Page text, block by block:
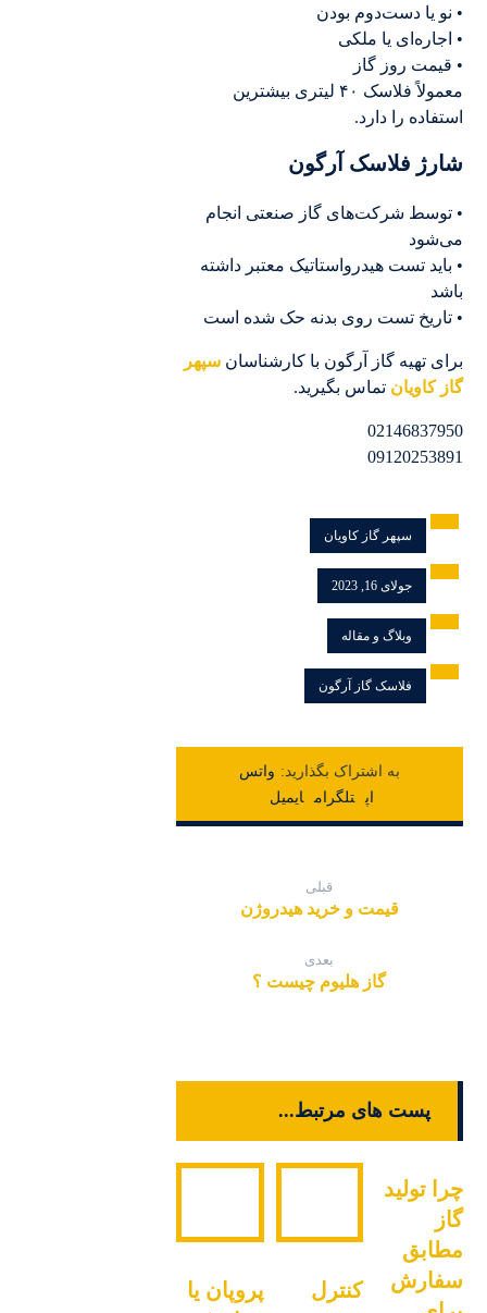
• نو یا دست‌دوم بودن
• اجاره‌ای یا ملکی
• قیمت روز گاز
معمولاً فلاسک ۴۰ لیتری بیشترین
استفاده را دارد.
شارژ فلاسک آرگون
• توسط شرکت‌های گاز صنعتی انجام
می‌شود
• باید تست هیدرواستاتیک معتبر داشته
باشد
• تاریخ تست روی بدنه حک شده است
برای تهیه گاز آرگون با کارشناسانسپهر
گاز کاویان تماس بگیرید.
02146837950
09120253891
سپهر گاز کاویان
جولای 16, 2023
وبلاگ و مقاله
فلاسک گاز آرگون
واتس
اپ
تلگرام ایمیل
قبلی
قیمت و خرید هیدروژن
بعدی
گاز هلیوم چیست ؟
پست های مرتبط...
چرا تولید
گاز
مطابق
سفارش
کنترل
پروپان یا